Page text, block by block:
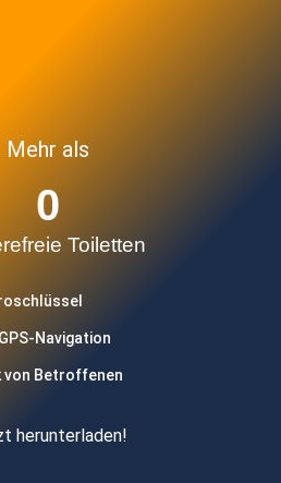
Mehr als
Toiletten
0
Navigation
von Betroffenen
herunterladen!